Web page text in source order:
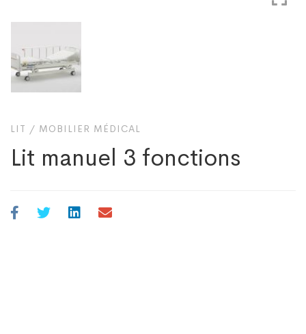
LIT / MOBILIER MÉDICAL
Lit manuel 3 fonctions